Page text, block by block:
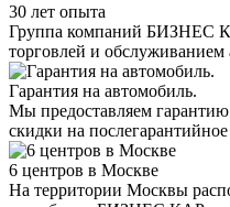
30 лет опыта
Группа компаний БИЗНЕС
торговлей и обслуживанием
Гарантия на автомобиль.
Мы предоставляем
скидки на
6 центров в Москве
На территории Москвы